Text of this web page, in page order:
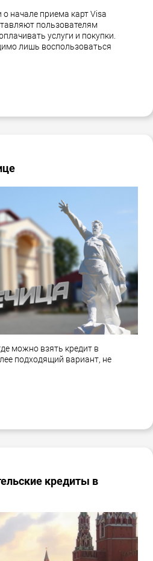
начале приема карт Visa
пользователям
услуги и покупки.
лишь воспользоваться
можно взять кредит в
подходящий вариант, не
кредиты в